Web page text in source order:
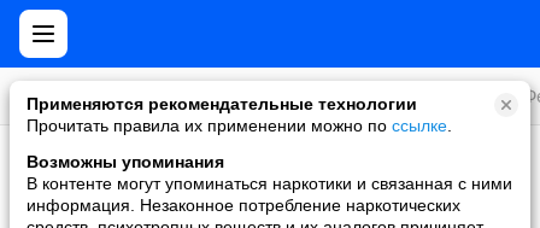
Все игры
Применяются рекомендательные технологии
Прочитать правила их применении можно по ссылке
Возможны упоминания
В контенте могут упоминаться наркотики и связанная с ними
информация. Незаконное потребление наркотических
Скидки и акции
Ни одной игры не найдено